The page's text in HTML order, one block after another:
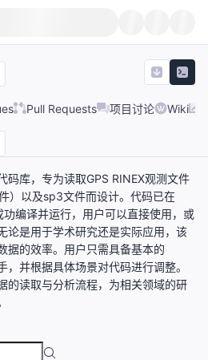
Pull Requests 项目讨论 Wiki
码库，专为读取GPS RINEX观测文件
）以及sp3文件而设计。代码已在
编译并运行，用户可以直接使用，或
论是用于学术研究还是实际应用，该
据的效率。用户只需具备基本的
并根据具体场景对代码进行调整。
的读取与分析流程，为相关领域的研